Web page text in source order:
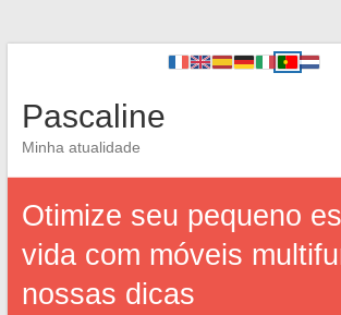
Pascaline
Minha atualidade
Otimize seu pequeno
vida com móveis
nossas dicas